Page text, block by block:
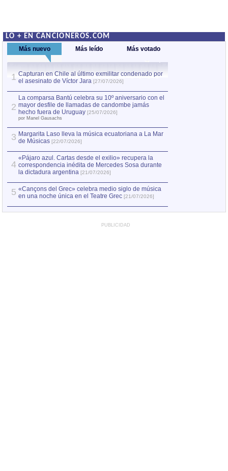
LO + EN CANCIONEROS.COM
Más nuevo Más leído Más votado
1 Capturan en Chile al último exmilitar condenado por
el asesinato de Víctor Jara [27/07/2026]
2
La comparsa Bantú celebra su 10º aniversario con el
mayor desfile de llamadas de candombe jamás
hecho fuera de Uruguay [25/07/2026]
por Manel Gausachs
3 Margarita Laso lleva la música ecuatoriana a La Mar
de Músicas [22/07/2026]
4
«Pájaro azul. Cartas desde el exilio» recupera la
correspondencia inédita de Mercedes Sosa durante
la dictadura argentina [21/07/2026]
5 «Cançons del Grec» celebra medio siglo de música
en una noche única en el Teatre Grec [21/07/2026]
PUBLICIDAD